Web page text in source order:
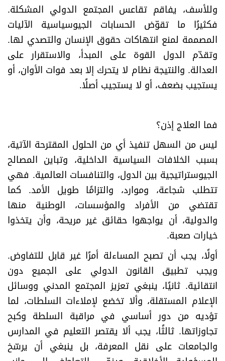
وللأسف، يفاقم تقاعس المجتمع الدولي المشكلة.
فكثيرًا ما تقوّض الحسابات الجيوسياسية الآليات
المصممة لمنع انتهاكات حقوق الإنسان والتصدي لها.
وتقدّم الدول القوة على المبدأ، والاستقرار على
العدالة. والنتيجة نظام لا يتحرك إلا بعد فوات الأوان، أو
يستجيب بضعف، أو لا يستجيب أصلًا.
فما العلاج إذن؟
ليس من السهل تنفيذ أي من الحلول المقترحة الآتية،
بسبب الخلافات السياسية الداخلية، وتباين المصالح
الجيوستراتيجية بين الدول، والتنافسات العالمية. فهي
تتطلب شجاعة، وموارد، والتزامًا طويل الأمد. كما
تقتضي من الأفراد والمؤسسات، الوطنية منها
والدولية، أن يواجهوا حقائق غير مريحة، وأن يتخذوا
خيارات صعبة.
أولًا، يجب أن تصبح المساءلة أمرًا غير قابل للتفاوض.
ويجب تطبيق القانون الدولي على الجميع دون
انتقائية. ثانيًا، ينبغي تعزيز المجتمع المدني ووسائل
الإعلام المستقلة، وألا تخضع لإملاءات السلطات، لما
تؤديه من دور أساسي في مراقبة السلطة وكبح
تجاوزاتها. ثالثًا، يجب ألا يقتصر التعليم في المدارس
والجامعات على نقل المعرفة، بل ينبغي أن يرسّخ